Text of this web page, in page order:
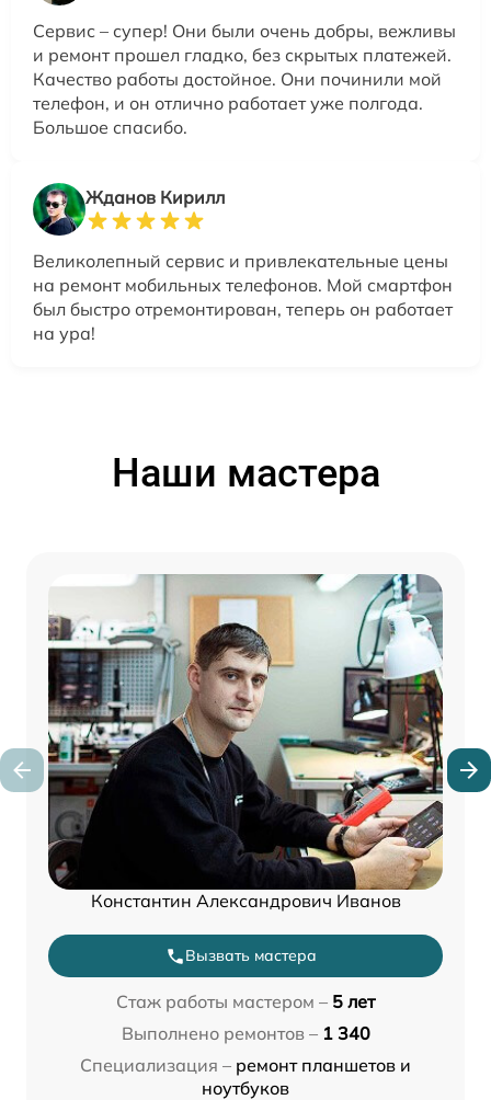
Сервис – супер! Они были очень добры, вежливы
и ремонт прошел гладко, без скрытых платежей.
Качество работы достойное. Они починили мой
телефон, и он отлично работает уже полгода.
Большое спасибо.
Жданов Кирилл
Великолепный сервис и привлекательные цены
на ремонт мобильных телефонов. Мой смартфон
был быстро отремонтирован, теперь он работает
на ура!
Наши мастера
Константин Александрович Иванов
Вызвать мастера
Стаж работы мастером – 5 лет
Выполнено ремонтов – 1 340
Специализация – ремонт планшетов и
ноутбуков